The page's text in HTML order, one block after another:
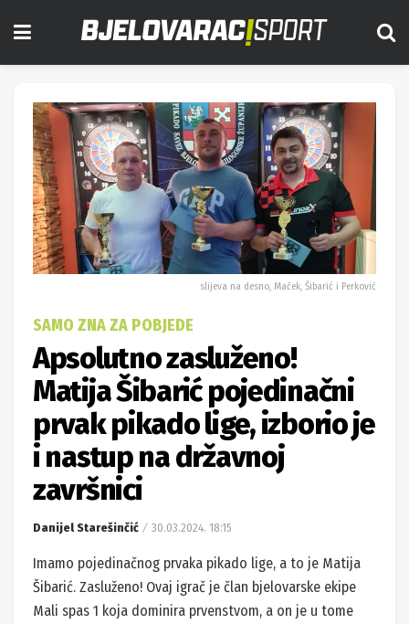
slijeva na desno, Maček, Šibarić i Perković
SAMO ZNA ZA POBJEDE
Apsolutno zasluženo!
Matija Šibarić pojedinačni
prvak pikado lige, izborio je
i nastup na državnoj
završnici
Danijel Starešinčić 30.03.2024. 18:15
Imamo pojedinačnog prvaka pikado lige, a to je Matija
Šibarić. Zasluženo! Ovaj igrač je član bjelovarske ekipe
Mali spas 1 koja dominira prvenstvom, a on je u tome